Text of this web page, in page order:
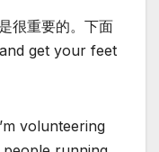
很重要的。下面
get your feet
volunteering